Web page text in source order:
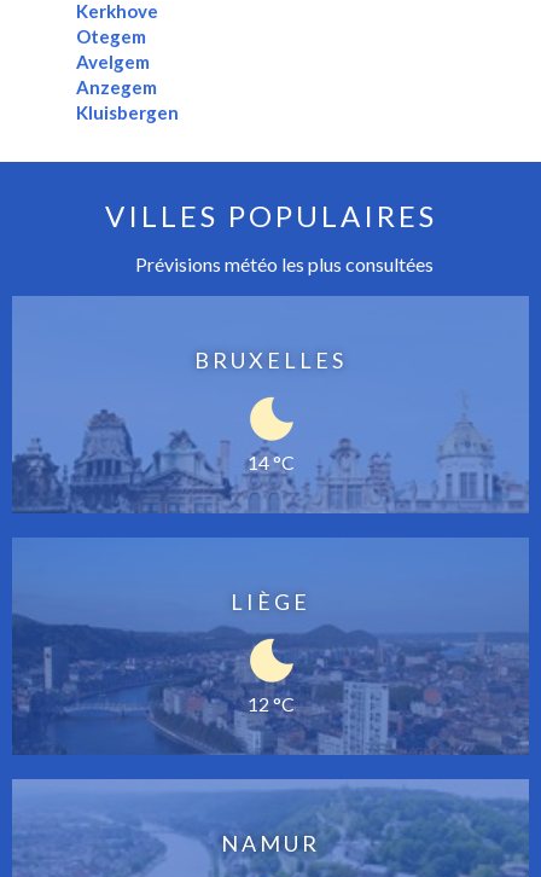
Kerkhove
Otegem
Avelgem
Anzegem
Kluisbergen
VILLES POPULAIRES
Prévisions météo les plus consultées
BRUXELLES
14 °C
LIÈGE
12 °C
NAMUR